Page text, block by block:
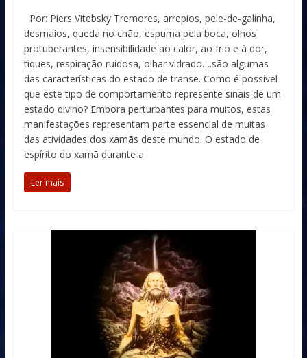
Por: Piers Vitebsky Tremores, arrepios, pele-de-galinha,
desmaios, queda no chão, espuma pela boca, olhos
protuberantes, insensibilidade ao calor, ao frio e à dor,
tiques, respiração ruidosa, olhar vidrado….são algumas
das características do estado de transe. Como é possível
que este tipo de comportamento represente sinais de um
estado divino? Embora perturbantes para muitos, estas
manifestações representam parte essencial de muitas
das atividades dos xamãs deste mundo. O estado de
espírito do xamã durante a
Ler mais